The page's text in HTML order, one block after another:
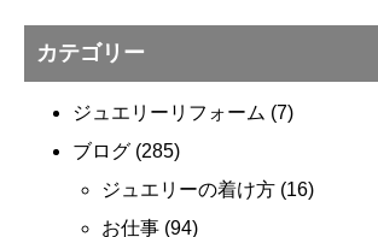
カテゴリー
ジュエリーリフォーム (7)
ブログ (285)
ジュエリーの着け方 (16)
お仕事 (94)